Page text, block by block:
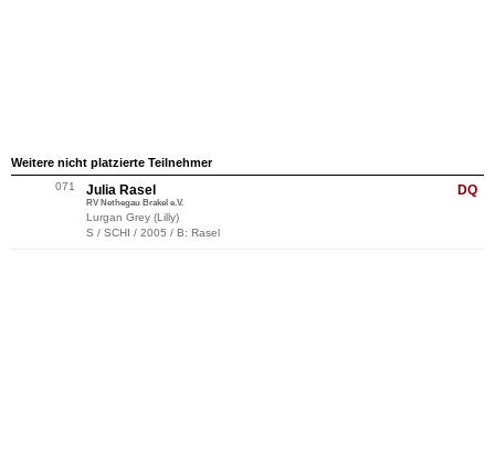
Weitere nicht platzierte Teilnehmer
071 DQ
Julia Rasel
RV Nethegau Brakel e.V.
Lurgan Grey (Lilly)
S / SCHI / 2005 / B: Rasel